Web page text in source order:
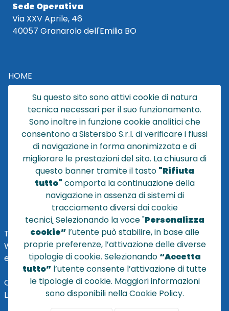
Sede Operativa
Via XXV Aprile, 46
40057 Granarolo dell'Emilia BO
HOME
CATALOGO
CHI SIAMO
NEWS
CONTATTACI
CONDIZIONI DI VENDITA
POLICY PRIVACY
NOTE LEGALI
TEL
+39 051 320210
WHATSAPP:+39345 7201724
eMai
vendite@sistersbo.it
Orari Uffici:
Lun - Ven: 08:30 - 18:00
Su questo sito sono attivi cookie di natura
tecnica necessari per il suo funzionamento.
Sono inoltre in funzione cookie analitici che
consentono a Sistersbo S.r.l. di verificare i flussi
di navigazione in forma anonimizzata e di
migliorare le prestazioni del sito. La chiusura di
questo banner tramite il tasto "Rifiuta
tutto" comporta la continuazione della
navigazione in assenza di sistemi di
tracciamento diversi dai cookie
tecnici. Selezionando la voce "Personalizza
cookie”l’utente può stabilire, in base alle
proprie preferenze, l’attivazione delle diverse
tipologie di cookie. Selezionando “Accetta
tutto” l’utente consente l’attivazione di tutte
le tipologie di cookie. Maggiori informazioni
sono disponibili nella Cookie Policy.